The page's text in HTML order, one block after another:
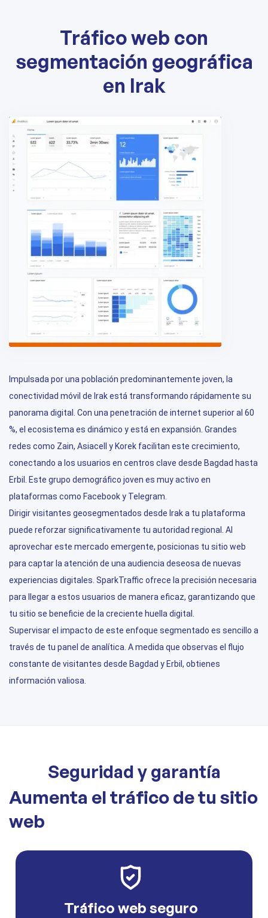
Tráfico web con
segmentación geográfica
en Irak
Impulsada por una población predominantemente joven, la
conectividad móvil de Irak está transformando rápidamente su
panorama digital. Con una penetración de internet superior al 60
%, el ecosistema es dinámico y está en expansión. Grandes
redes como Zain, Asiacell y Korek facilitan este crecimiento,
conectando a los usuarios en centros clave desde Bagdad hasta
Erbil. Este grupo demográfico joven es muy activo en
plataformas como Facebook y Telegram.
Dirigir visitantes geosegmentados desde Irak a tu plataforma
puede reforzar significativamente tu autoridad regional. Al
aprovechar este mercado emergente, posicionas tu sitio web
para captar la atención de una audiencia deseosa de nuevas
experiencias digitales. SparkTraffic ofrece la precisión necesaria
para llegar a estos usuarios de manera eficaz, garantizando que
tu sitio se beneficie de la creciente huella digital.
Supervisar el impacto de este enfoque segmentado es sencillo a
través de tu panel de analítica. A medida que observas el flujo
constante de visitantes desde Bagdad y Erbil, obtienes
información valiosa.
Seguridad y garantía
Aumenta el tráfico de tu sitio
web
Tráfico web seguro